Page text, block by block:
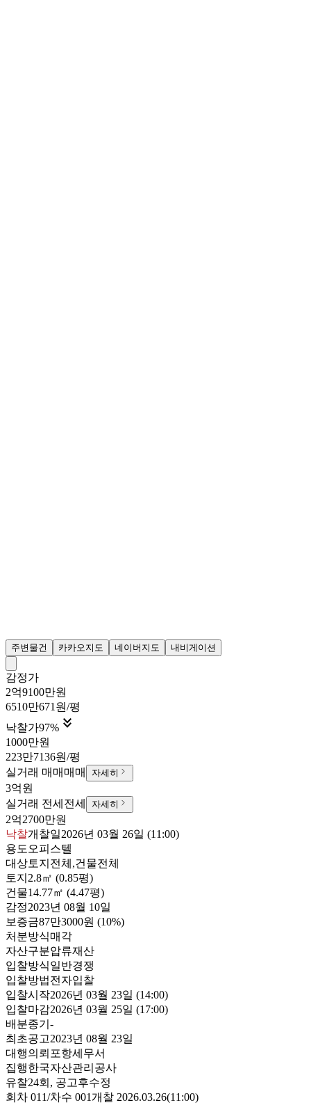
주변물건 카카오지도 네이버지도 내비게이션
감정가
2억9100만원
6510만671원/평
낙찰가97% 
1000만원
223만7136원/평
실거래 매매 매매 자세히
3억원
실거래 전세 전세 자세히
2억2700만원
낙찰개찰일2026년 03월 26일 (11:00)
용도 오피스텔
대상토지전체,건물전체
토지 2.8㎡ (0.85평)
건물14.77㎡ (4.47평)
감정2023년 08월 10일
보증금87만3000원 (10%)
처분방식매각
자산구분압류재산
입찰방식일반경쟁
입찰방법전자입찰
입찰시작2026년 03월 23일 (14:00)
입찰마감2026년 03월 25일 (17:00)
배분종기 -
최초공고2023년 08월 23일
대행의뢰 포항세무서
집행한국자산관리공사
유찰24회 , 공고후수정
회차 011/차수 001개찰 2026.03.26(11:00)